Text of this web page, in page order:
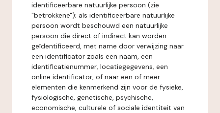
identificeerbare natuurlijke persoon (zie
"betrokkene"); als identificeerbare natuurlijke
persoon wordt beschouwd een natuurlijke
persoon die direct of indirect kan worden
geïdentificeerd, met name door verwijzing naar
een identificator zoals een naam, een
identificatienummer, locatiegegevens, een
online identificator, of naar een of meer
elementen die kenmerkend zijn voor de fysieke,
fysiologische, genetische, psychische,
economische, culturele of sociale identiteit van